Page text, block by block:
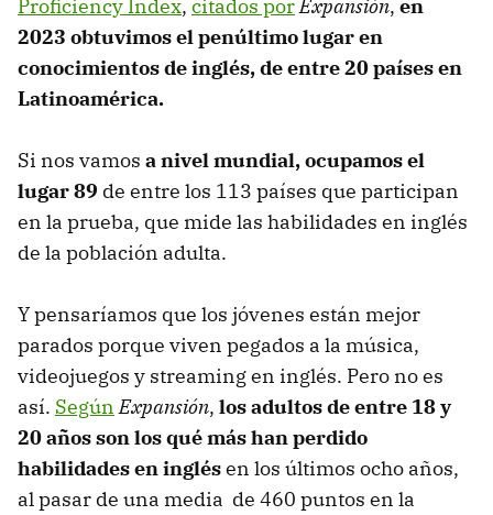
Proficiency Index, citados porExpansión, en
2023 obtuvimos el penúltimo lugar en
conocimientos de inglés, de entre 20 países en
Latinoamérica.
Si nos vamos a nivel mundial, ocupamos el
lugar 89 de entre los 113 países que participan
en la prueba, que mide las habilidades en inglés
de la población adulta.
Y pensaríamos que los jóvenes están mejor
parados porque viven pegados a la música,
videojuegos y streaming en inglés. Pero no es
así. Según Expansión, los adultos de entre 18 y
20 años son los qué más han perdido
habilidades en inglésen los últimos ocho años,
al pasar de una media de 460 puntos en la